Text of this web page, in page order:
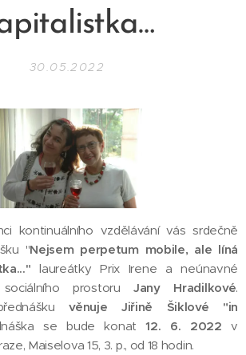
30.05.2022
kontinuálního vzdělávání vás srdečně
"Nejsem perpetum mobile, ale líná
laureátky Prix Irene a neúnavné
prostoru Jany Hradilkové.
věnuje Jiřině Šiklové "in
se bude konat12. 6. 2022v
Maiselova 15, 3. p., od 18 hodin.